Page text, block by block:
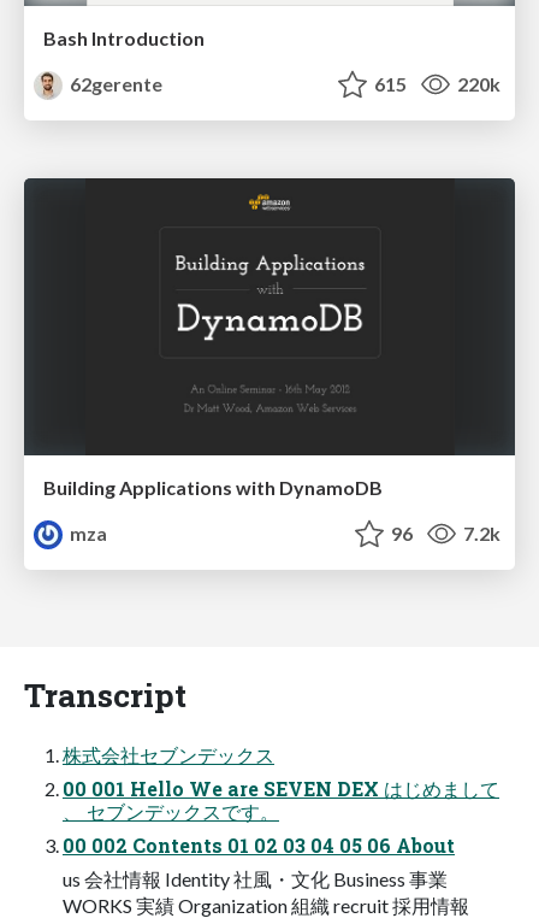
Bash Introduction
62gerente
615 220k
Building Applications with DynamoDB
mza
96 7.2k
Transcript
株式会社セブンデックス
00 001 Hello We are SEVEN DEX はじめまして
、 セブンデックスです。
00 002 Contents 01 02 03 04 05 06 About
us 会社情報 Identity 社風・文化 Business 事業
WORKS 実績 Organization 組織 recruit 採用情報